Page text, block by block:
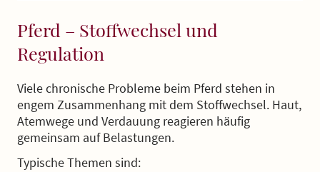
Pferd – Stoffwechsel und
Regulation
Viele chronische Probleme beim Pferd stehen in
engem Zusammenhang mit dem Stoffwechsel. Haut,
Atemwege und Verdauung reagieren häufig
gemeinsam auf Belastungen.
Typische Themen sind: